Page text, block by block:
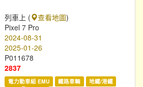
列車上 ( 查看地圖)
Pixel 7 Pro
2024-08-31
2025-01-26
P011678
2837
電力動車組 EMU 鐵路車輛
地鐵/港鐵